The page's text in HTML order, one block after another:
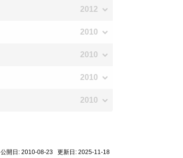
2012
2010
2010
2010
2010
公開日: 2010-08-23 更新日: 2025-11-18